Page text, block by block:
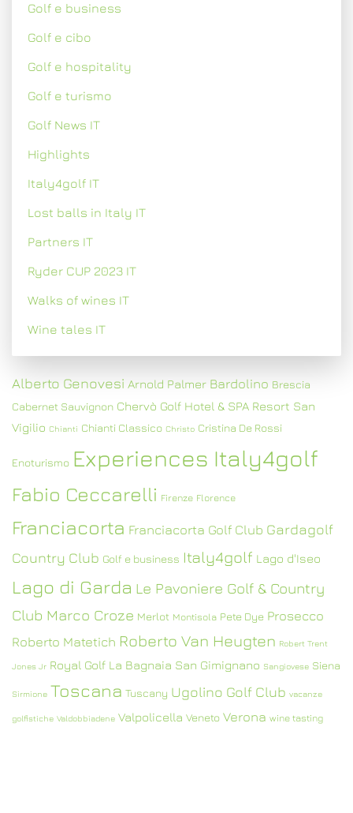
Golf e business
Golf e cibo
Golf e hospitality
Golf e turismo
Golf News IT
Highlights
Italy4golf IT
Lost balls in Italy IT
Partners IT
Ryder CUP 2023 IT
Walks of wines IT
Wine tales IT
Alberto Genovesi Arnold Palmer Bardolino Brescia
Cabernet Sauvignon Chervò Golf Hotel & SPA Resort San
Vigilio Chianti Chianti Classico Christo Cristina De Rossi
Enoturismo Experiences Italy4golf
Fabio Ceccarelli Firenze Florence
Franciacorta Franciacorta Golf Club Gardagolf
Country Club Golf e business Italy4golf Lago d'Iseo
Lago di Garda Le Pavoniere Golf & Country
Club Marco Croze Merlot Montisola Pete Dye Prosecco
Roberto Matetich Roberto Van Heugten Robert Trent
Jones Jr Royal Golf La Bagnaia San Gimignano Sangiovese Siena
Sirmione Toscana Tuscany Ugolino Golf Club vacanze
golfistiche Valdobbiadene Valpolicella Veneto Verona wine tasting